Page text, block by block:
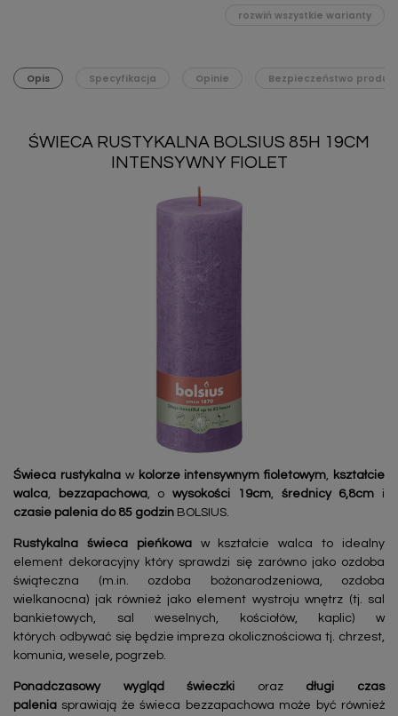
rozwiń wszystkie warianty
Opis Specyfikacja Opinie Bezpieczeństwo
ŚWIECA RUSTYKALNA BOLSIUS 85H 19CM
INTENSYWNY FIOLET
Świeca rustykalnaw kolorze intensywnym fioletowym
kształcie
walca
bezzapachowa, owysokości 19cm, średnicy 6,8cm i
czasie palenia do 85 godzin BOLSIUS.
Rustykalna świeca pieńkowa w kształcie walca to idealny
element dekoracyjny który sprawdzi się zarówno jako ozdoba
świąteczna (m.in. ozdoba bożonarodzeniowa, ozdoba
wielkanocna) jak również jako element wystroju wnętrz (tj. sal
bankietowych, sal weselnych, kościołów, kaplic) w
których odbywać się będzie impreza okolicznościowa tj. chrzest,
komunia, wesele, pogrzeb.
Ponadczasowy wygląd świeczki orazdługi czas
palenia sprawiają że świeca bezzapachowa może być również